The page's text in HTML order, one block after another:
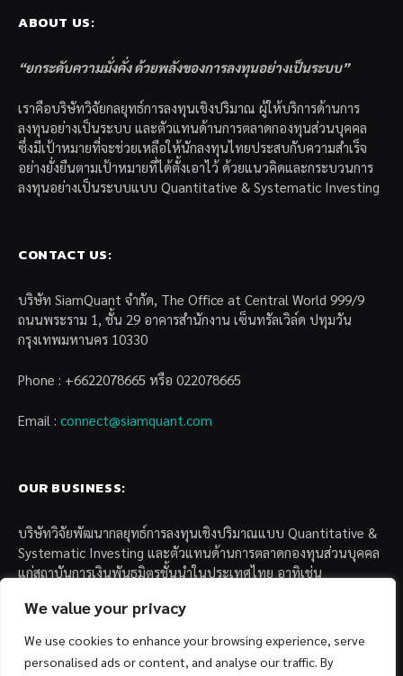
We value your privacy
We use cookies to enhance your browsing experience, serve
personalised ads or content, and analyse our traffic. By
ABOUT US:
“ยกระดับความมั่งคั่ง ด้วยพลังของการลงทุนอย่างเป็นระบบ”
เราคือบริษัทวิจัยกลยุทธ์การลงทุนเชิงปริมาณ ผู้ให้บริการด้านการ
ลงทุนอย่างเป็นระบบ และตัวแทนด้านการตลาดกองทุนส่วนบุคคล
ซึ่งมีเป้าหมายที่จะช่วยเหลือให้นักลงทุนไทยประสบกับความสำเร็จ
อย่างยั่งยืนตามเป้าหมายที่ได้ตั้งเอาไว้ ด้วยแนวคิดและกระบวนการ
ลงทุนอย่างเป็นระบบแบบ Quantitative & Systematic Investing
CONTACT US:
บริษัท SiamQuant จำกัด, The Office at Central World 999/9
ถนนพระราม 1, ชั้น 29 อาคารสำนักงาน เซ็นทรัลเวิล์ด ปทุมวัน
กรุงเทพมหานคร 10330
Phone : +6622078665 หรือ 022078665
Email : connect@siamquant.com
OUR BUSINESS:
บริษัทวิจัยพัฒนากลยุทธ์การลงทุนเชิงปริมาณแบบ Quantitative &
Systematic Investing และตัวแทนด้านการตลาดกองทุนส่วนบุคคล
แก่สถาบันการเงินพันธมิตรชั้นนำในประเทศไทย อาทิเช่น
– บล. กรุงไทย เอ็กซ์สปริง จำกัด
– บล. ฟิลลิป (ประเทศไทย) จำกัด (มหาชน)